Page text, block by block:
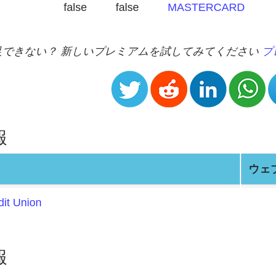
false false MASTERCARD
きない？ 新しいプレミアムを試してみてください
ウェ
Union